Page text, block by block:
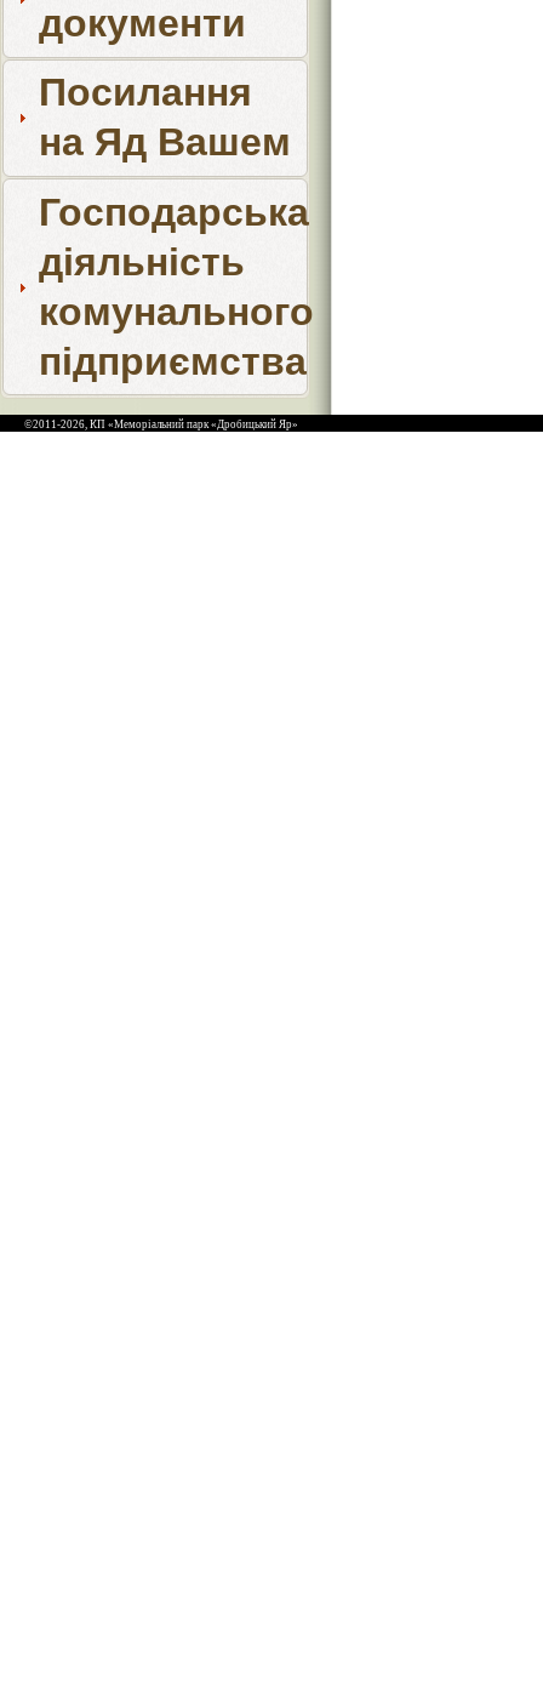
документи
Посилання
на Яд Вашем
Господарська
діяльність
комунального
підприємства
©2011-2026, КП «Меморіальний парк «Дробицький Яр»